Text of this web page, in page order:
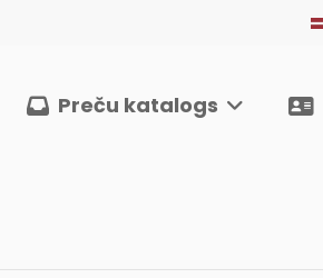
Preču katalogs